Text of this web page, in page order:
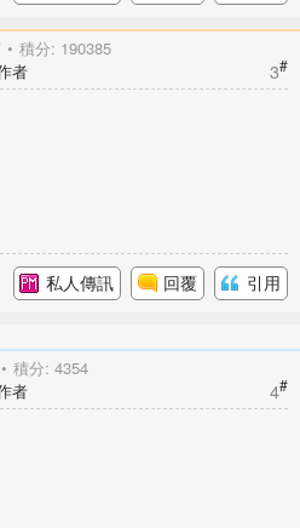
積分: 190385
3#
者
私人傳訊 回覆 引用
積分: 4354
4#
者